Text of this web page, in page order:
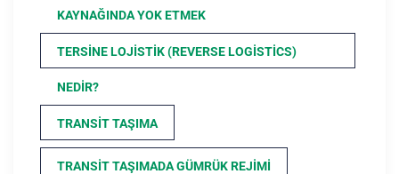
KAYNAĞINDA YOK ETMEK
TERSINE LOJISTIK (REVERSE LOGISTICS)
NEDIR?
TRANSIT TAŞIMA
TRANSIT TAŞIMADA GÜMRÜK REJIMI